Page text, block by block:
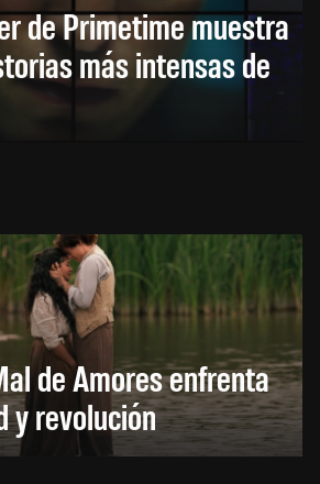
de Primetime muestra
más intensas de
de Amores enfrenta
y revolución